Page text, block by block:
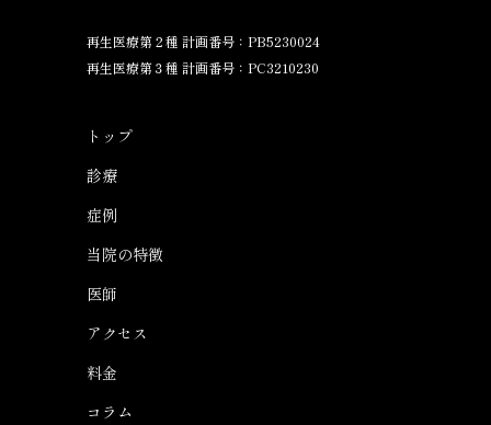
再生医療第２種 計画番号：PB5230024
再生医療第３種 計画番号：PC3210230
トップ
診療
症例
当院の特徴
医師
アクセス
料金
コラム